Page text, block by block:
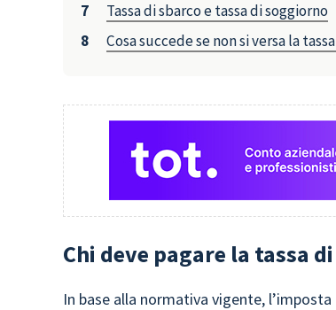
Tassa di sbarco e tassa di soggiorno
Cosa succede se non si versa la
Chi deve pagare la tassa
In base alla normativa vigente,